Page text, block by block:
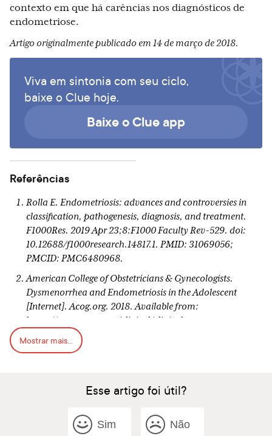
contexto em que há carências nos diagnósticos de
endometriose.
Artigo originalmente publicado em 14 de março de 2018.
Viva em sintonia com seu ciclo,
baixe o Clue hoje.
Baixe o Clue app
Referências
Rolla E. Endometriosis: advances and controversies in
classification, pathogenesis, diagnosis, and treatment.
F1000Res. 2019 Apr 23;8:F1000 Faculty Rev-529. doi:
10.12688/f1000research.14817.1. PMID: 31069056;
PMCID: PMC6480968.
American College of Obstetricians & Gynecologists.
Dysmenorrhea and Endometriosis in the Adolescent
[Internet]. Acog.org. 2018. Available from:
https://www.acog.org/clinical/clinical-
guidance/committee-
opinion/articles/2018/12/dysmenorrhea-and-
chronic systemic disease: clinical challenges and novel
doi: 10.1016/S0140-6736(21)00389-5. PMID: 33640070.
Mostrar mais...
Esse artigo foi útil?
Sim Não